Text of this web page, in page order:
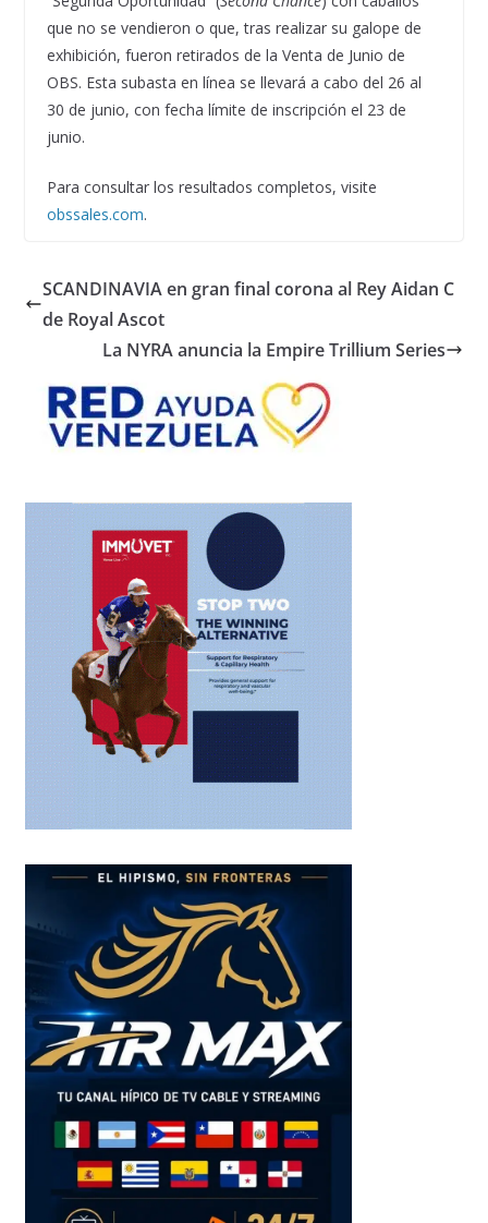
que no se vendieron o que, tras realizar su galope de
exhibición, fueron retirados de la Venta de Junio ​​de
OBS. Esta subasta en línea se llevará a cabo del 26 al
30 de junio, con fecha límite de inscripción el 23 de
junio.
Para consultar los resultados completos, visite
obssales.com.
SCANDINAVIA en gran final corona al Rey Aidan C
de Royal Ascot
La NYRA anuncia la Empire Trillium Series